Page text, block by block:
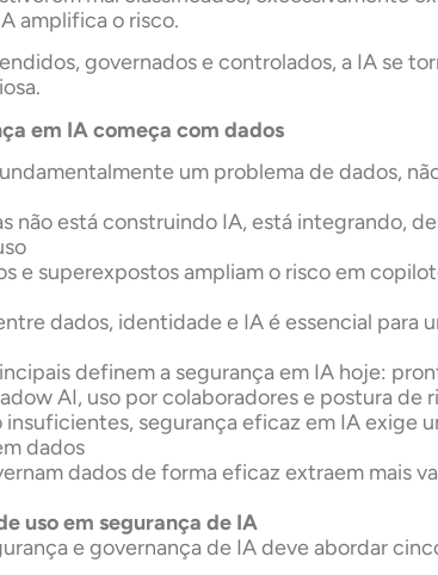
amplifica o risco.
governados e controlados, a IA se
em IA começa com dados
um problema de dados,
não está construindo IA, está integrando,
e superexpostos ampliam o risco em
dados, identidade e IA é essencial para
definem a segurança em IA hoje:
AI, uso por colaboradores e postura de
insuficientes, segurança eficaz em IA exige
dados
dados de forma eficaz extraem mais
uso em segurança de IA
e governança de IA deve abordar